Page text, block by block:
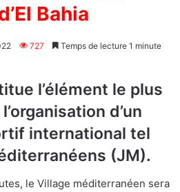
Bahia
727 Temps de lecture 1 minute
l’élément le plus
d’un
international tel
(JM).
le Village méditerranéen sera